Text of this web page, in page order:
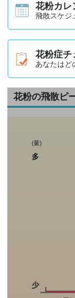
花粉カレ
飛散スケジ
花粉症チ
あなたはど
花粉の飛散ピ
(量)
多
少